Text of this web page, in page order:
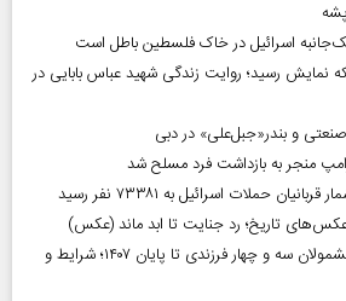
اسرائیل در خاک فلسطین باطل است
نمایش رسید؛ روایت زندگی شهید عباس بابایی در
صنعتی و بندر«جبل‌علی» در دبی
منجر به بازداشت فرد مسلح شد
حملات اسرائیل به ۷۳۳۸۱ نفر رسید
تاریخ؛ رد جنایت تا ابد ماند (عکس)
تمدید معافیت سربازی مشمولان سه و چهار فرزندی تا پایان ۱۴۰۷؛ شرایط و